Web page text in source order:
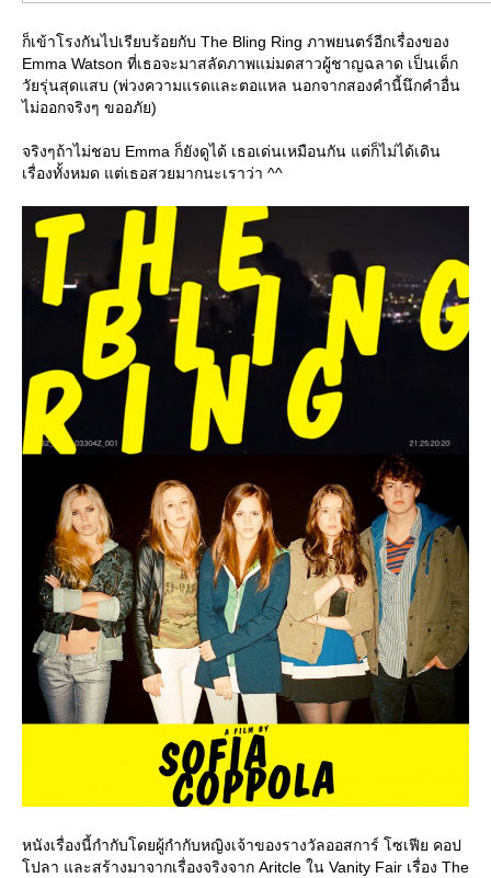
ก็เข้าโรงกันไปเรียบร้อยกับ The Bling Ring ภาพยนตร์อีกเรื่องของ
Emma Watson ที่เธอจะมาสลัดภาพแม่มดสาวผู้ชาญฉลาด เป็นเด็ก
วัยรุ่นสุดแสบ (พ่วงความแรดและตอแหล นอกจากสองคำนี้นึกคำอื่น
ไม่ออกจริงๆ ขออภัย)
จริงๆถ้าไม่ชอบ Emma ก็ยังดูได้ เธอเด่นเหมือนกัน แต่ก็ไม่ได้เดิน
เรื่องทั้งหมด แต่เธอสวยมากนะเราว่า ^^
หนังเรื่องนี้กำกับโดยผู้กำกับหญิงเจ้าของรางวัลออสการ์ โซเฟีย คอป
ปลา และสร้างมาจากเรื่องจริงจาก Aritcle ใน Vanity Fair เรื่อง The